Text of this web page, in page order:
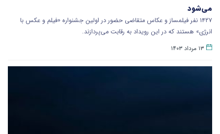
می‌شود
۱۴۲۷ نفر فیلمساز و عکاس متقاضی حضور در اولین جشنواره «فیلم و عکس با
انرژی» هستند که در این رویداد به رقابت می‌پردازند.
۱۳ مرداد ۱۴۰۳